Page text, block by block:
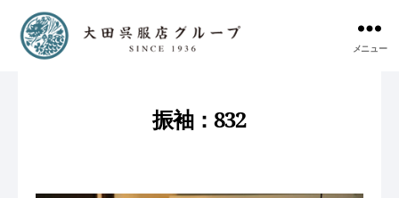
メニュー
振袖：832